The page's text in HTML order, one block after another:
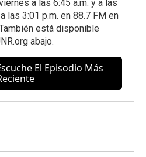
a las 6:45 a.m. y a las
las 3:01 p.m. en 88.7 FM en
está disponible
abajo.
El Episodio Más